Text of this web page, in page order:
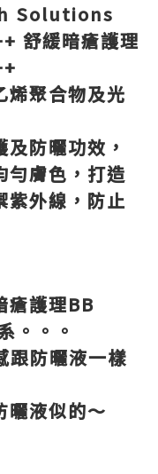
Solutions
舒緩暗瘡護理
烯聚合物及光
防曬功效，
勻膚色，打造
紫外線，防止
瘡護理BB
。。。
跟防曬液一樣
曬液似的～